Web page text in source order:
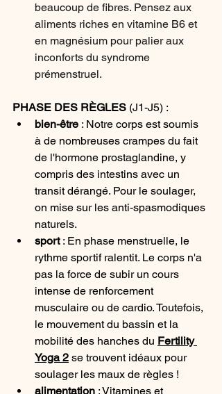
beaucoup de fibres. Pensez aux
aliments riches en vitamine B6 et
en magnésium pour palier aux
inconforts du syndrome
prémenstruel.
PHASE DES RÈGLES (J1-J5) :
bien-être : Notre corps est soumis
à de nombreuses crampes du fait
de l'hormone prostaglandine, y
compris des intestins avec un
transit dérangé. Pour le soulager,
on mise sur les anti-spasmodiques
naturels.
sport : En phase menstruelle, le
rythme sportif ralentit. Le corps n'a
pas la force de subir un cours
intense de renforcement
musculaire ou de cardio. Toutefois,
le mouvement du bassin et la
mobilité des hanches du Fertility
Yoga 2 se trouvent idéaux pour
soulager les maux de règles !
alimentation : Vitamines et